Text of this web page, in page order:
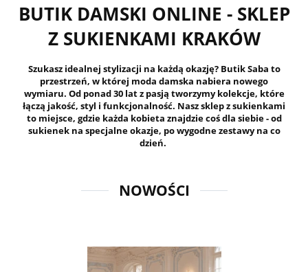
BUTIK DAMSKI ONLINE - SKLEP
Z SUKIENKAMI KRAKÓW
Szukasz idealnej stylizacji na każdą okazję? Butik Saba to
przestrzeń, w której moda damska nabiera nowego
wymiaru. Od ponad 30 lat z pasją tworzymy kolekcje, które
łączą jakość, styl i funkcjonalność. Nasz sklep z sukienkami
to miejsce, gdzie każda kobieta znajdzie coś dla siebie - od
sukienek na specjalne okazje, po wygodne zestawy na co
dzień.
NOWOŚCI